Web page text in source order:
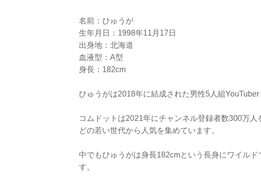
名前：ひゅうが
生年月日：1998年11月17日
出身地：北海道
血液型：A型
身長：182cm
ひゅうがは2018年に結成された男性5人組YouTuber
コムドットは2021年にチャンネル登録者数300万
どの若い世代から人気を集めています。
中でもひゅうがは身長182cmという長身にワイル
す。